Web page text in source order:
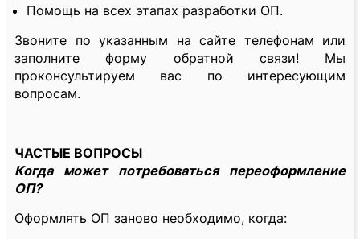
Помощь на всех этапах разработки ОП.
Звоните по указанным на сайте телефонам или
заполните форму обратной связи! Мы
проконсультируем вас по интересующим
вопросам.
ЧАСТЫЕ ВОПРОСЫ
Когда может потребоваться переоформление
ОП?
Оформлять ОП заново необходимо, когда: